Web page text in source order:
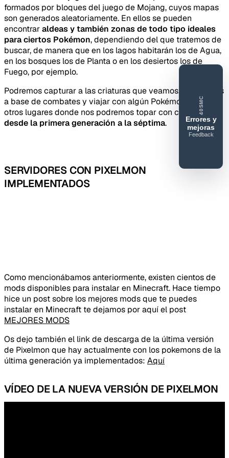
formados por bloques del juego de Mojang, cuyos mapas
son generados aleatoriamente. En ellos se pueden
encontraraldeas y también zonas de todo tipo ideales
para ciertos Pokémon, dependiendo del que tratemos de
buscar, de manera que en los lagos habitarán los de Agua,
en los bosques los de Planta o en los desiertos los de
Fuego, por ejemplo.
Podremos capturar a las criaturas que veamos, entrenarlas
a base de combates y viajar con algún Pokémon volador a
otros lugares donde nos podremos topar con cualquiera
desde la primera generación a la séptima.
SERVIDORES CON PIXELMON
IMPLEMENTADOS
Como mencionábamos anteriormente, existen cientos de
mods disponibles para instalar en Minecraft. Hace tiempo
hice un post sobre los mejores mods que te puedes
instalar en Minecraft te dejamos por aquí el post
MEJORES MODS
Os dejo también el link de descarga de la última versión
de Pixelmon que hay actualmente con los pokemons de la
última generación ya implementados: Aquí
VÍDEO DE LA NUEVA VERSIÓN DE PIXELMON
40SMC
Errores y
mejoras
Feedback
error o
mejora
Lo que gusta